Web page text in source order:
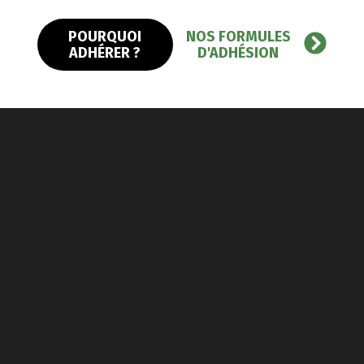
POURQUOI
ADHÉRER ?
NOS FORMULES
D'ADHÉSION